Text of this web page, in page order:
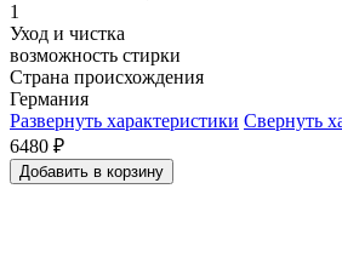
1
Уход и чистка
возможность стирки
Страна происхождения
Германия
Развернуть характеристики Свернуть
6480 ₽
Добавить в корзину